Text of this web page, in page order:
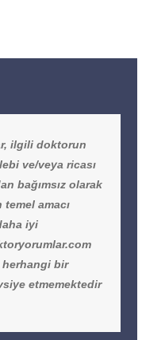
ilgili doktorun
ve/veya ricası
bağımsız olarak
temel amacı
iyi
bir
etmemektedir